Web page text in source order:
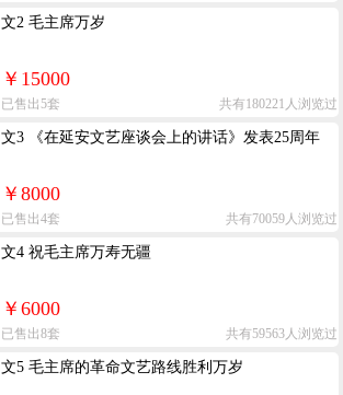
文2 毛主席万岁
￥15000
已售出5套 共有180221人浏览过
文3 《在延安文艺座谈会上的讲话》发表25周年
￥8000
已售出4套 共有70059人浏览过
文4 祝毛主席万寿无疆
￥6000
已售出8套 共有59563人浏览过
文5 毛主席的革命文艺路线胜利万岁